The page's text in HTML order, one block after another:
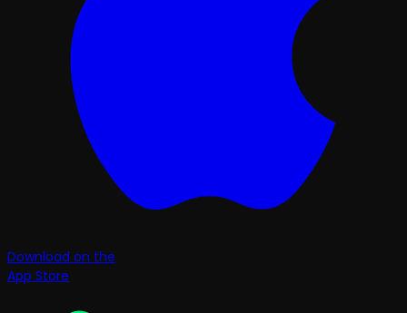
Download on the
App Store